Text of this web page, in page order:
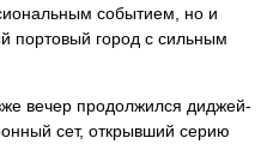
событием, но и
портовый город с сильным
вечер продолжился диджей-
сет, открывший серию